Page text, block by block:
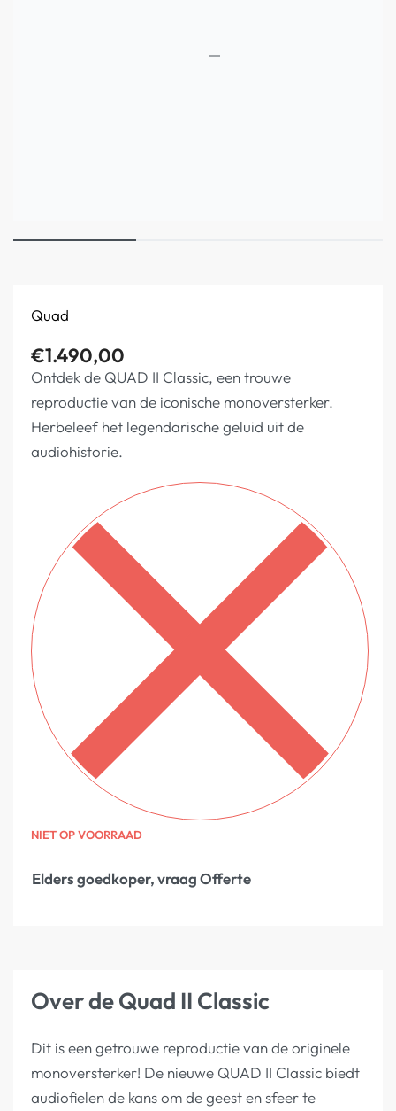
Quad
€1.490,00
Ontdek de QUAD II Classic, een trouwe
reproductie van de iconische monoversterker.
Herbeleef het legendarische geluid uit de
audiohistorie.
NIET OP VOORRAAD
Elders goedkoper, vraag Offerte
Over de Quad II Classic
Dit is een getrouwe reproductie van de originele
monoversterker! De nieuwe QUAD II Classic biedt
audiofielen de kans om de geest en sfeer te